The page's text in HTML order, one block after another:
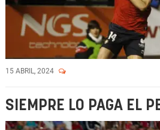
15 ABRIL, 2024
SIEMPRE LO PAGA EL